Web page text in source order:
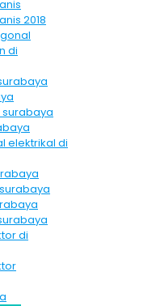
2018
di
elektrikal di
di